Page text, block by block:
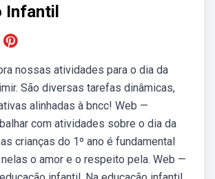
Infantil
nossas atividades para o dia da
São diversas tarefas dinâmicas,
alinhadas à bncc! Web —
com atividades sobre o dia da
crianças do 1º ano é fundamental
o amor e o respeito pela. Web —